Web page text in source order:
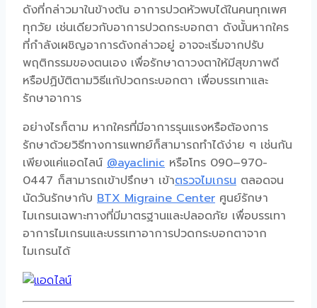
ดังที่กล่าวมาในข้างต้น อาการปวดหัวพบได้ในคนทุกเพศ
ทุกวัย เช่นเดียวกับอาการปวดกระบอกตา ดังนั้นหากใคร
ที่กำลังเผชิญอาการดังกล่าวอยู่ อาจจะเริ่มจากปรับ
พฤติกรรมของตนเอง เพื่อรักษาดาวงตาให้มีสุขภาพดี
หรือปฏิบัติตามวิธีแก้ปวดกระบอกตา เพื่อบรรเทาและ
รักษาอาการ
อย่างไรก็ตาม หากใครที่มีอาการรุนแรงหรือต้องการ
รักษาด้วยวิธีทางการแพทย์ก็สามารถทำได้ง่าย ๆ เช่นกัน
เพียงแค่แอดไลน์ @ayaclinic หรือโทร 090–970-
0447 ก็สามารถเข้าปรึกษา เข้าตรวจไมเกรน ตลอดจน
นัดวันรักษากับ BTX Migraine Center ศูนย์รักษา
ไมเกรนเฉพาะทางที่มีมาตรฐานและปลอดภัย เพื่อบรรเทา
อาการไมเกรนและบรรเทาอาการปวดกระบอกตาจาก
ไมเกรนได้